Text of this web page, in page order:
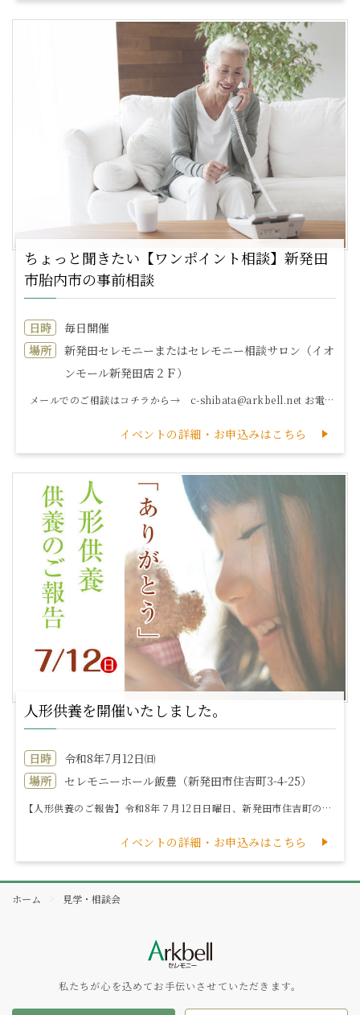
ちょっと聞きたい【ワンポイント相談】新発田
市胎内市の事前相談
日時
毎日開催
場所
新発田セレモニーまたはセレモニー相談サロン（イオ
ンモール新発田店２Ｆ）
メールでのご相談はコチラから→ c-shibata@arkbell.net お電話でのご相談はコチラから→ 0120...
イベントの詳細・お申込みはこちら
人形供養を開催いたしました。
日時
令和8年7月12日㈰
場所
セレモニーホール飯豊（新発田市住吉町3-4-25）
【人形供養のご報告】令和8年７月12日日曜日、新発田市住吉町のセレモニーホール飯豊にて「第24回 人形供養」を開催いたしました。多くの皆様にご参加いた...
イベントの詳細・お申込みはこちら
ホーム 見学・相談会
私たちが心を込めてお手伝いさせていただきます。